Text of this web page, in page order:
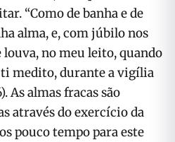
“Como de banha e de
alma, e, com júbilo nos
louva, no meu leito, quan­do
ti medito, durante a vigília
As almas fracas são
através do exercício da
pouco tempo para este